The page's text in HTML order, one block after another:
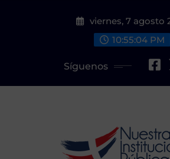
viernes, 7 agosto
10:55:05 PM
Síguenos